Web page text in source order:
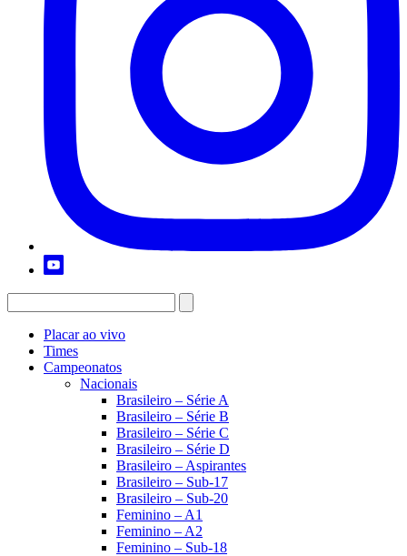
Placar ao vivo
Times
Campeonatos
Nacionais
Brasileiro – Série A
Brasileiro – Série B
Brasileiro – Série C
Brasileiro – Série D
Brasileiro – Aspirantes
Brasileiro – Sub-17
Brasileiro – Sub-20
Feminino – A1
Feminino – A2
Feminino – Sub-18